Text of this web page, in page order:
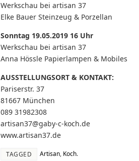
Werkschau bei artisan 37
Elke Bauer Steinzeug & Porzellan
Sonntag 19.05.2019 16 Uhr
Werkschau bei artisan 37
Anna Hössle Papierlampen & Mobiles
AUSSTELLUNGSORT & KONTAKT:
Pariserstr. 37
81667 München
089 31982308
artisan37@gaby-c-koch.de
www.artisan37.de
TAGGED Artisan Koch.